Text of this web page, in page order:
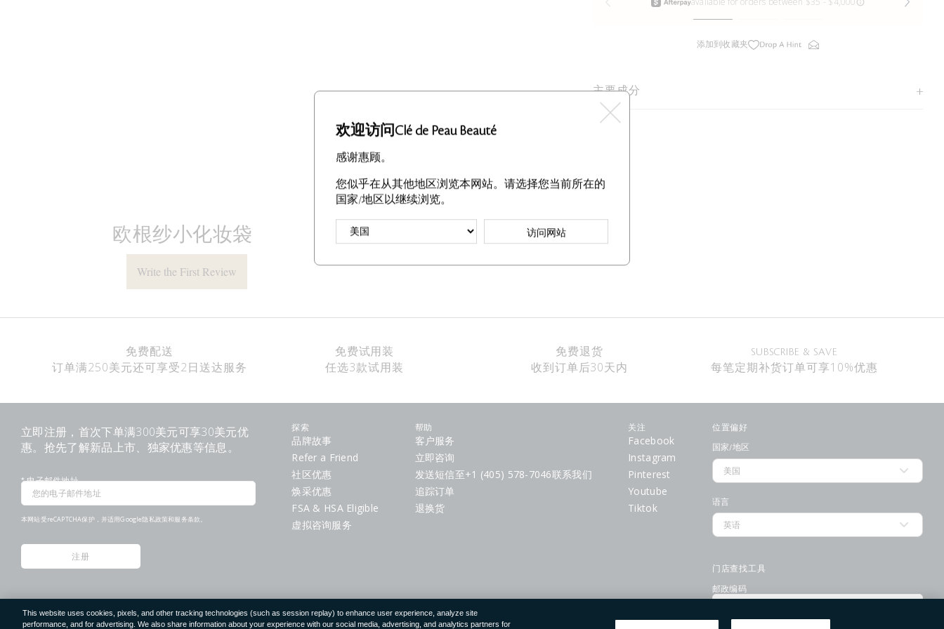
添加到收藏夹
主要成分
评价 问题
欧根纱小化妆袋
Write the First Review
免费配送
订单满250美元还可享受2日送达服务
免费试用装
任选3款试用装
免费退货
收到订单后30天内
SUBSCRIBE & SAVE
每笔定期补货订单可享10%优惠
立即注册，首次下单满300美元可享30美元优
惠。抢先了解新品上市、独家优惠等信息。
*电子邮件地址
本网站受reCAPTCHA保护，并适用Google隐私政策和服务条款。
注册
探索
品牌故事
Refer a Friend
社区优惠
焕采优惠
FSA & HSA Eligible
虚拟咨询服务
帮助
客户服务
立即咨询
发送短信至+1 (405) 578-7046联系我们
追踪订单
退换货
关注
Facebook
Instagram
Pinterest
Youtube
Tiktok
位置偏好
国家/地区
语言
门店查找工具
邮政编码
©2026Clé de Peau Beauté Co.,Ltd. 版权所有。 使用条款
This website uses cookies, pixels, and other tracking technologies (such as session replay) to enhance user experience, analyze site
performance, and for advertising. We also share information about your experience with our social media, advertising, and analytics partners for
欢迎访问Clé de Peau Beauté
感谢惠顾。
您似乎在从其他地区浏览本网站。请选择您当前所在的
国家/地区以继续浏览。
访问网站